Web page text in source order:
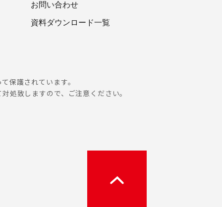
お問い合わせ
資料ダウンロード一覧
保護されています。
処致しますので、ご注意ください。